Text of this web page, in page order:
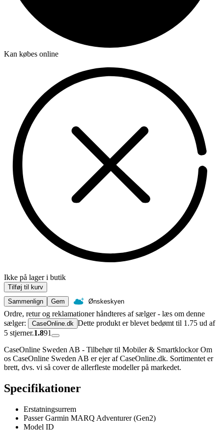
Kan købes online
Ikke på lager i butik
Tilføj til kurv
Sammenlign
Gem Ønskeskyen
Ordre, retur og reklamationer håndteres af sælger - læs om denne
sælger:
CaseOnline.dk Dette produkt er blevet bedømt til 1.75 ud af
5 stjerner.1.891
CaseOnline Sweden AB - Tilbehør til Mobiler & Smartklockor Om
os CaseOnline Sweden AB er ejer af CaseOnline.dk. Sortimentet er
brett, dvs. vi så cover de allerfleste modeller på markedet.
Specifikationer
Erstatningsurrem
Passer Garmin MARQ Adventurer (Gen2)
Model ID